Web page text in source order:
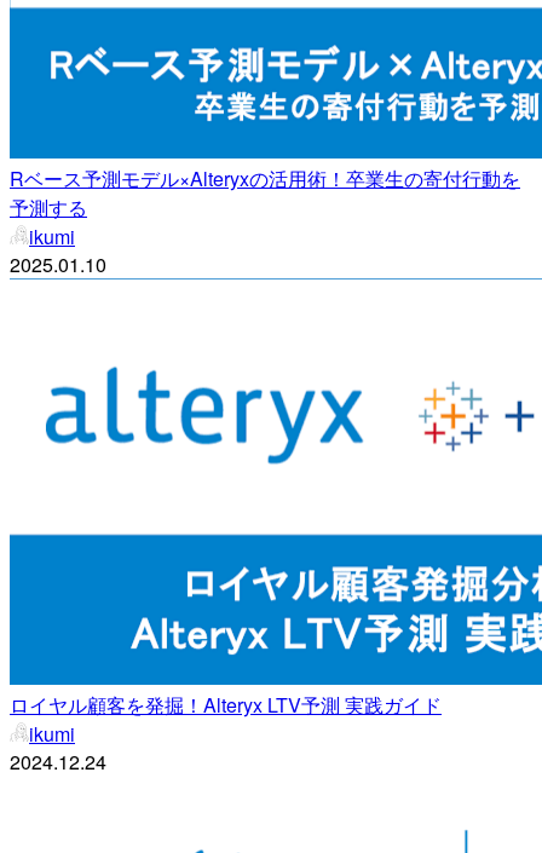
Rベース予測モデル×Alteryxの活用術！卒業生の寄付行動を
予測する
ikumi
2025.01.10
ロイヤル顧客を発掘！Alteryx LTV予測 実践ガイド
ikumi
2024.12.24